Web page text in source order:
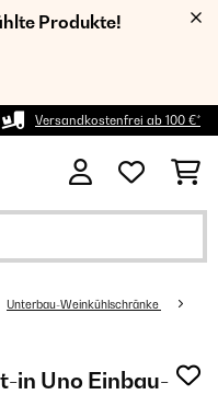
Produkte!
Versandkostenfrei ab 100 €*
Unterbau-Weinkühlschränke
in Uno Einbau-